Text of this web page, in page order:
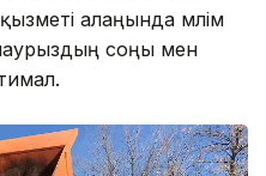
алаңында мәлім
соңы мен